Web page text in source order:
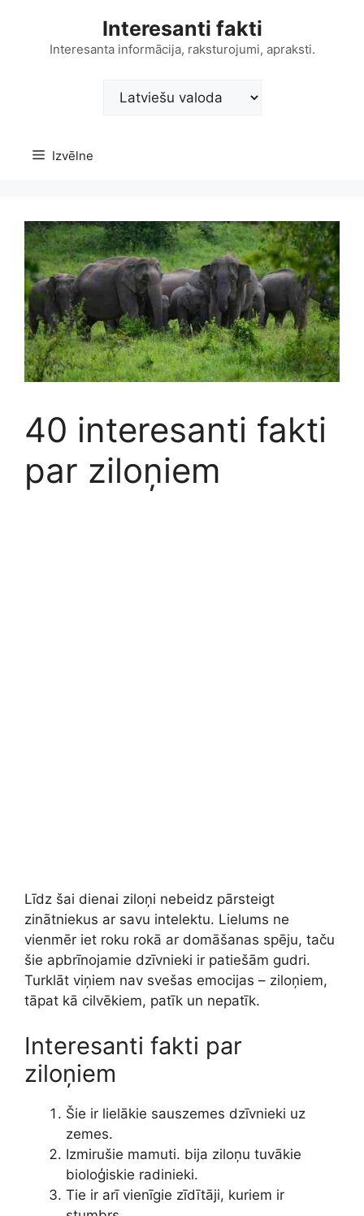
Interesanti fakti
Interesanta informācija, raksturojumi, apraksti.
Choose
Izvēlne
40 interesanti fakti
par ziloņiem
Līdz šai dienai ziloņi nebeidz pārsteigt
zinātniekus ar savu intelektu. Lielums ne
vienmēr iet roku rokā ar domāšanas spēju, taču
šie apbrīnojamie dzīvnieki ir patiešām gudri.
Turklāt viņiem nav svešas emocijas – ziloņiem,
tāpat kā cilvēkiem, patīk un nepatīk.
Interesanti fakti par
ziloņiem
Šie ir lielākie sauszemes dzīvnieki uz
zemes.
Izmirušie mamuti. bija ziloņu tuvākie
bioloģiskie radinieki.
Tie ir arī vienīgie zīdītāji, kuriem ir